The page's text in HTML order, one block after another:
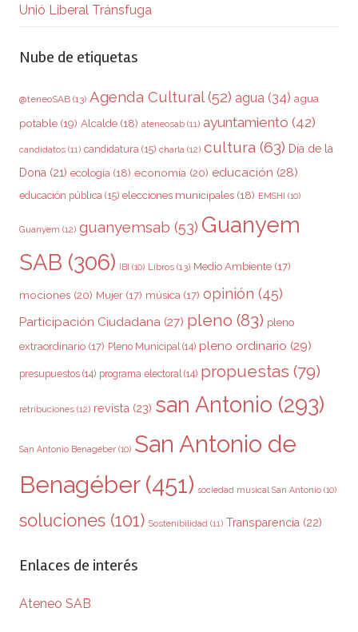
Unió Liberal Tránsfuga
Nube de etiquetas
@teneoSAB (13) Agenda Cultural(52) agua (34) agua
potable (19) Alcalde (18) ateneosab (11) ayuntamiento (42)
candidatos (11) candidatura (15) charla (12) cultura (63) Día de la
Dona (21) ecología (18) economía (20) educación (28)
educación pública (15) elecciones municipales (18) EMSHI (10)
Guanyem (12) guanyemsab (53) Guanyem
SAB (306) IBI (10) Libros (13) Medio Ambiente (17)
mociones (20) Mujer (17) música (17) opinión (45)
Participación Ciudadana (27) pleno (83) pleno
extraordinario (17) Pleno Municipal(14) pleno ordinario (29)
presupuestos (14) programa electoral(14) propuestas (79)
retribuciones (12) revista (23) san Antonio (293)
San Antonio Benagéber (10) San Antonio de
Benagéber(451) sociedad musical San Antonio (10)
soluciones (101) Sostenibilidad (11) Transparencia (22)
Enlaces de interés
Ateneo SAB